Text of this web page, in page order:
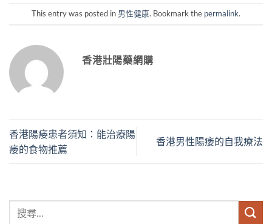
This entry was posted in 男性健康. Bookmark the permalink.
香港壯陽藥網購
香港陽痿患者須知：能治療陽
痿的食物推薦
香港男性陽痿的自我療法